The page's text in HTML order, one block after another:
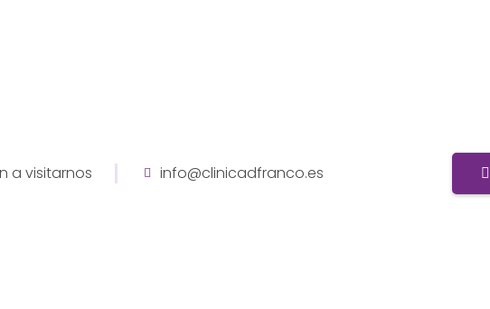
a visitarnos info@clinicadfranco.es